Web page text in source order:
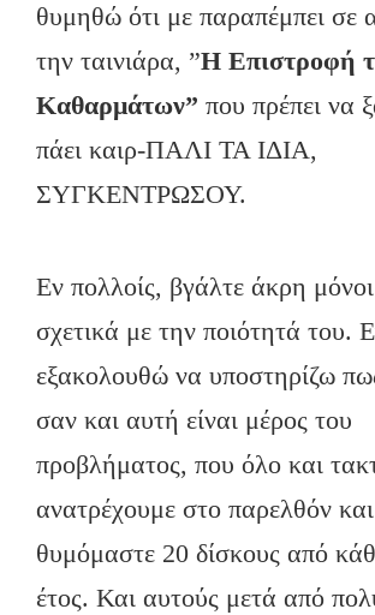
θυμηθώ ότι με παραπέμπει σε
την ταινιάρα, ”Η Επιστροφή
Καθαρμάτων” που πρέπει να
πάει καιρ-ΠΑΛΙ ΤΑ ΙΔΙΑ,
ΣΥΓΚΕΝΤΡΩΣΟΥ.
Εν πολλοίς, βγάλτε άκρη
σχετικά με την ποιότητά του.
εξακολουθώ να υποστηρίζω
σαν και αυτή είναι μέρος του
προβλήματος, που όλο και
ανατρέχουμε στο παρελθόν
θυμόμαστε 20 δίσκους από
έτος. Και αυτούς μετά από